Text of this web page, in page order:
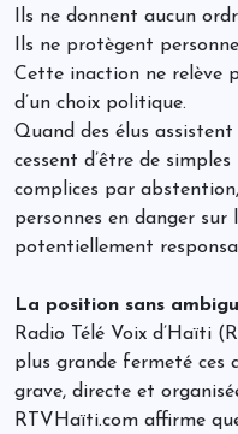
Ils ne donnent aucun
Ils ne protègent
Cette inaction ne relève
d’un choix politique.
Quand des élus
cessent d’être de
complices par
personnes en danger
potentiellement
La position sans
Radio Télé Voix d’Haïti
plus grande fermeté ces
grave, directe et
RTVHaïti.com affirme